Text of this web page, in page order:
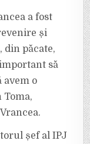
a fost
și
din păcate,
să
avem o
Toma,
șef al IPJ